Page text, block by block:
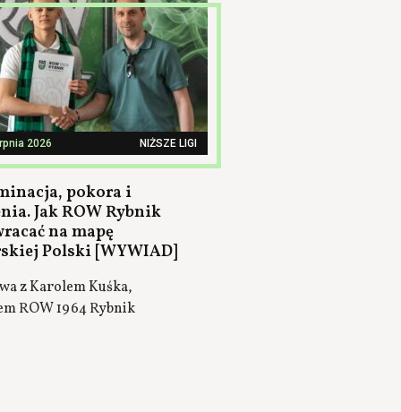
2026 NIŻSZE LIGI
pokora i
Jak ROW Rybnik
na mapę
Polski [WYWIAD]
z Karolem Kuśka,
ROW 1964 Rybnik